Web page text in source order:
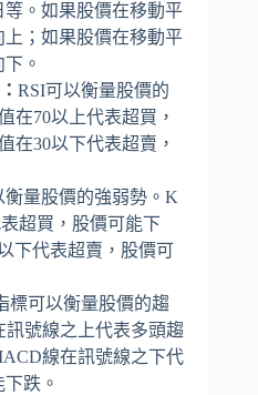
等。如果股價在移動平
；如果股價在移動平
。
RSI可以衡量股價的
在70以上代表超買，
在30以下代表超賣，
量股價的強弱勢。K
超買，股價可能下
下代表超賣，股價可
標可以衡量股價的趨
號線之上代表多頭趨
線在訊號線之下代
跌。